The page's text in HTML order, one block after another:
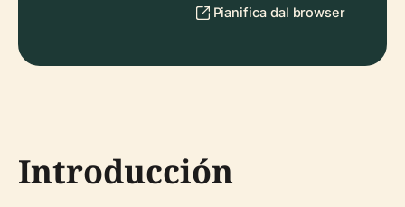
Pianifica dal browser
Introducción